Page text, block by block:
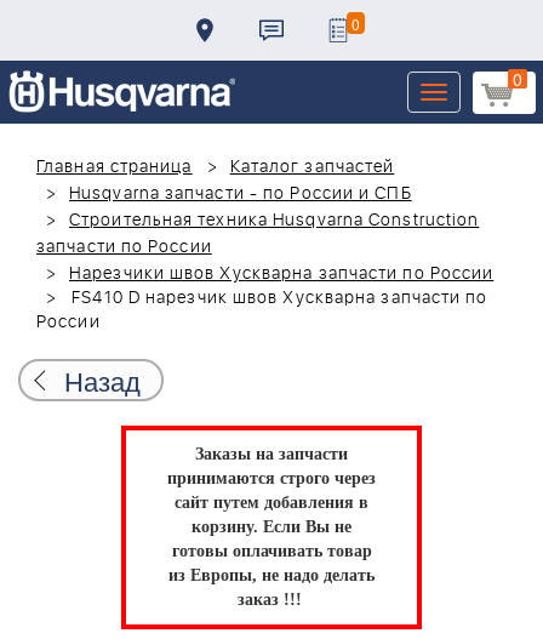
0
0
Toggle
navigation
Главная страница
Каталог запчастей
Husqvarna запчасти - по России и СПБ
Строительная техника Husqvarna Construction
запчасти по России
Нарезчики швов Хускварна запчасти по России
FS410 D нарезчик швов Хускварна запчасти по
России
Назад
Заказы на запчасти
принимаются строго через
сайт путем добавления в
корзину. Если Вы не
готовы оплачивать товар
из Европы, не надо делать
заказ !!!